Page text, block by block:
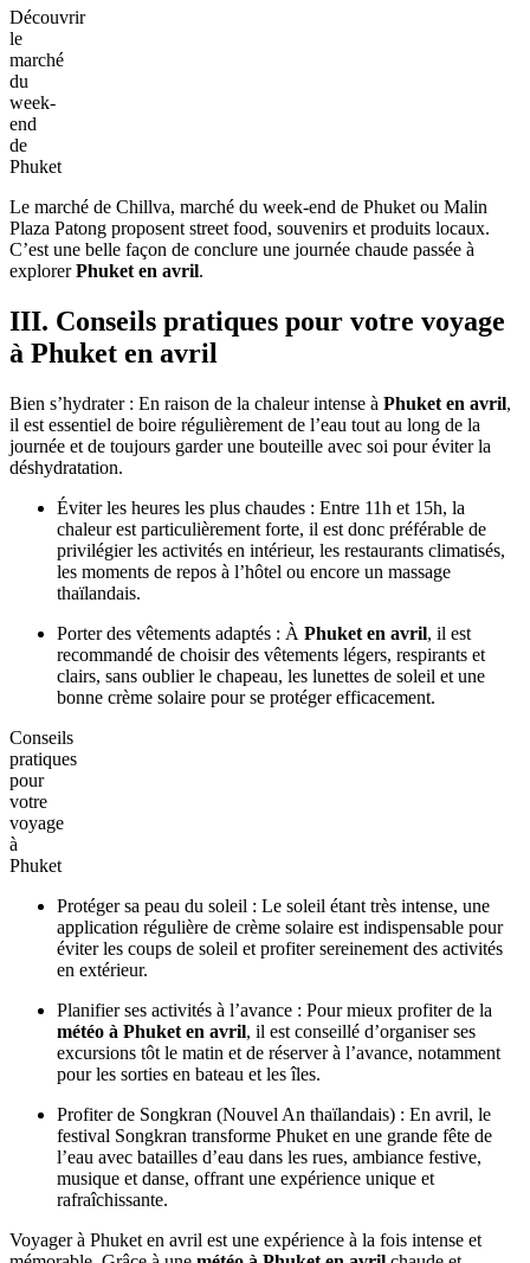
Découvrir
le
marché
du
week-
end
de
Phuket
Le marché de Chillva, marché du week-end de Phuket ou Malin
Plaza Patong proposent street food, souvenirs et produits locaux.
C’est une belle façon de conclure une journée chaude passée à
explorerPhuket en avril.
III. Conseils pratiques pour votre voyage
à Phuket en avril
Bien s’hydrater : En raison de la chaleur intense à Phuket en avril,
il est essentiel de boire régulièrement de l’eau tout au long de la
journée et de toujours garder une bouteille avec soi pour éviter la
déshydratation.
Éviter les heures les plus chaudes : Entre 11h et 15h, la
chaleur est particulièrement forte, il est donc préférable de
privilégier les activités en intérieur, les restaurants climatisés,
les moments de repos à l’hôtel ou encore un massage
thaïlandais.
Porter des vêtements adaptés : À Phuket en avril, il est
recommandé de choisir des vêtements légers, respirants et
clairs, sans oublier le chapeau, les lunettes de soleil et une
bonne crème solaire pour se protéger efficacement.
Conseils
pratiques
pour
votre
voyage
à
Phuket
Protéger sa peau du soleil : Le soleil étant très intense, une
application régulière de crème solaire est indispensable pour
éviter les coups de soleil et profiter sereinement des activités
en extérieur.
Planifier ses activités à l’avance : Pour mieux profiter de la
météo à Phuket en avril, il est conseillé d’organiser ses
excursions tôt le matin et de réserver à l’avance, notamment
pour les sorties en bateau et les îles.
Profiter de Songkran (Nouvel An thaïlandais) : En avril, le
festival Songkran transforme Phuket en une grande fête de
l’eau avec batailles d’eau dans les rues, ambiance festive,
musique et danse, offrant une expérience unique et
rafraîchissante.
Voyager à Phuket en avril est une expérience à la fois intense et